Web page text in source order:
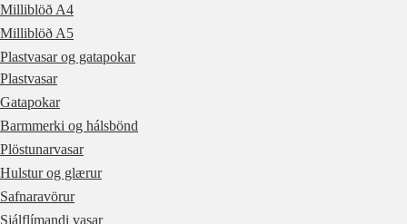
Milliblöð A4
Milliblöð A5
Plastvasar og gatapokar
Plastvasar
Gatapokar
Barmmerki og hálsbönd
Plöstunarvasar
Hulstur og glærur
Safnaravörur
Sjálflímandi vasar